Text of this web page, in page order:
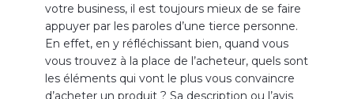
votre business, il est toujours mieux de se faire
appuyer par les paroles d’une tierce personne.
En effet, en y réfléchissant bien, quand vous
vous trouvez à la place de l’acheteur, quels sont
les éléments qui vont le plus vous convaincre
d’acheter un produit ? Sa description ou l’avis